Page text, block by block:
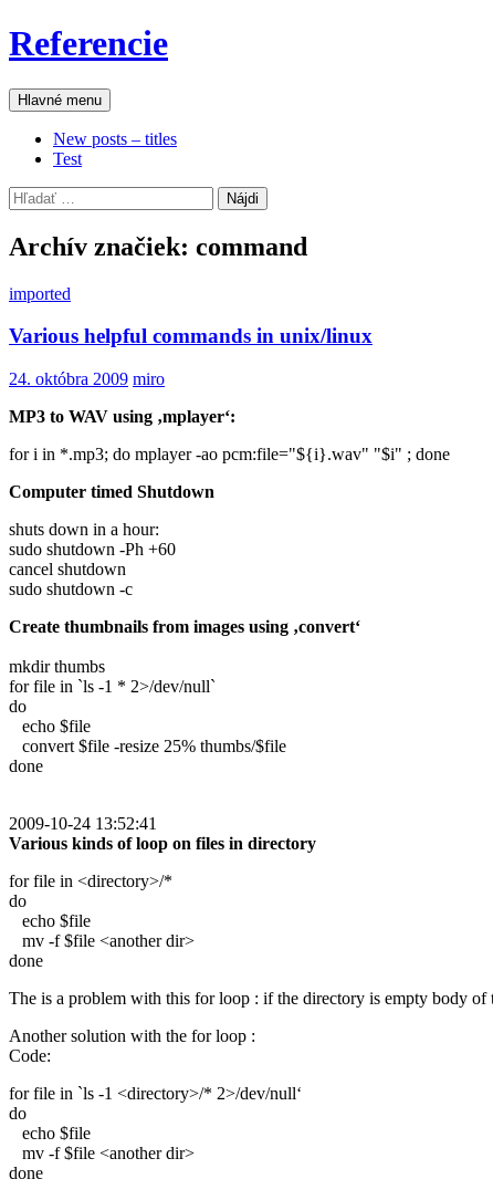
Preskočiť
na
Referencie
Hľadať
Hlavné menu
New posts – titles
Test
Hľadať:
Archív značiek: command
imported
Various helpful commands in unix/linux
24. októbra 2009 miro
MP3 to WAV using ‚mplayer‘:
for i in *.mp3; do mplayer -ao pcm:file="${i}.wav" "$i" ; done
Computer timed Shutdown
shuts down in a hour:
sudo shutdown -Ph +60
cancel shutdown
sudo shutdown -c
Create thumbnails from images using ‚convert‘
mkdir thumbs
for file in `ls -1 * 2>/dev/null`
do
echo $file
convert $file -resize 25% thumbs/$file
done
2009-10-24 13:52:41
Various kinds of loop on files in directory
for file in <directory>/*
do
echo $file
mv -f $file <another dir>
done
The is a problem with this for loop : if the directory is empty body of
Another solution with the for loop :
Code:
for file in `ls -1 <directory>/* 2>/dev/null‘
do
echo $file
mv -f $file <another dir>
done